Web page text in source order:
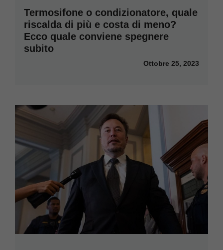
Termosifone o condizionatore, quale
riscalda di più e costa di meno?
Ecco quale conviene spegnere
subito
Ottobre 25, 2023